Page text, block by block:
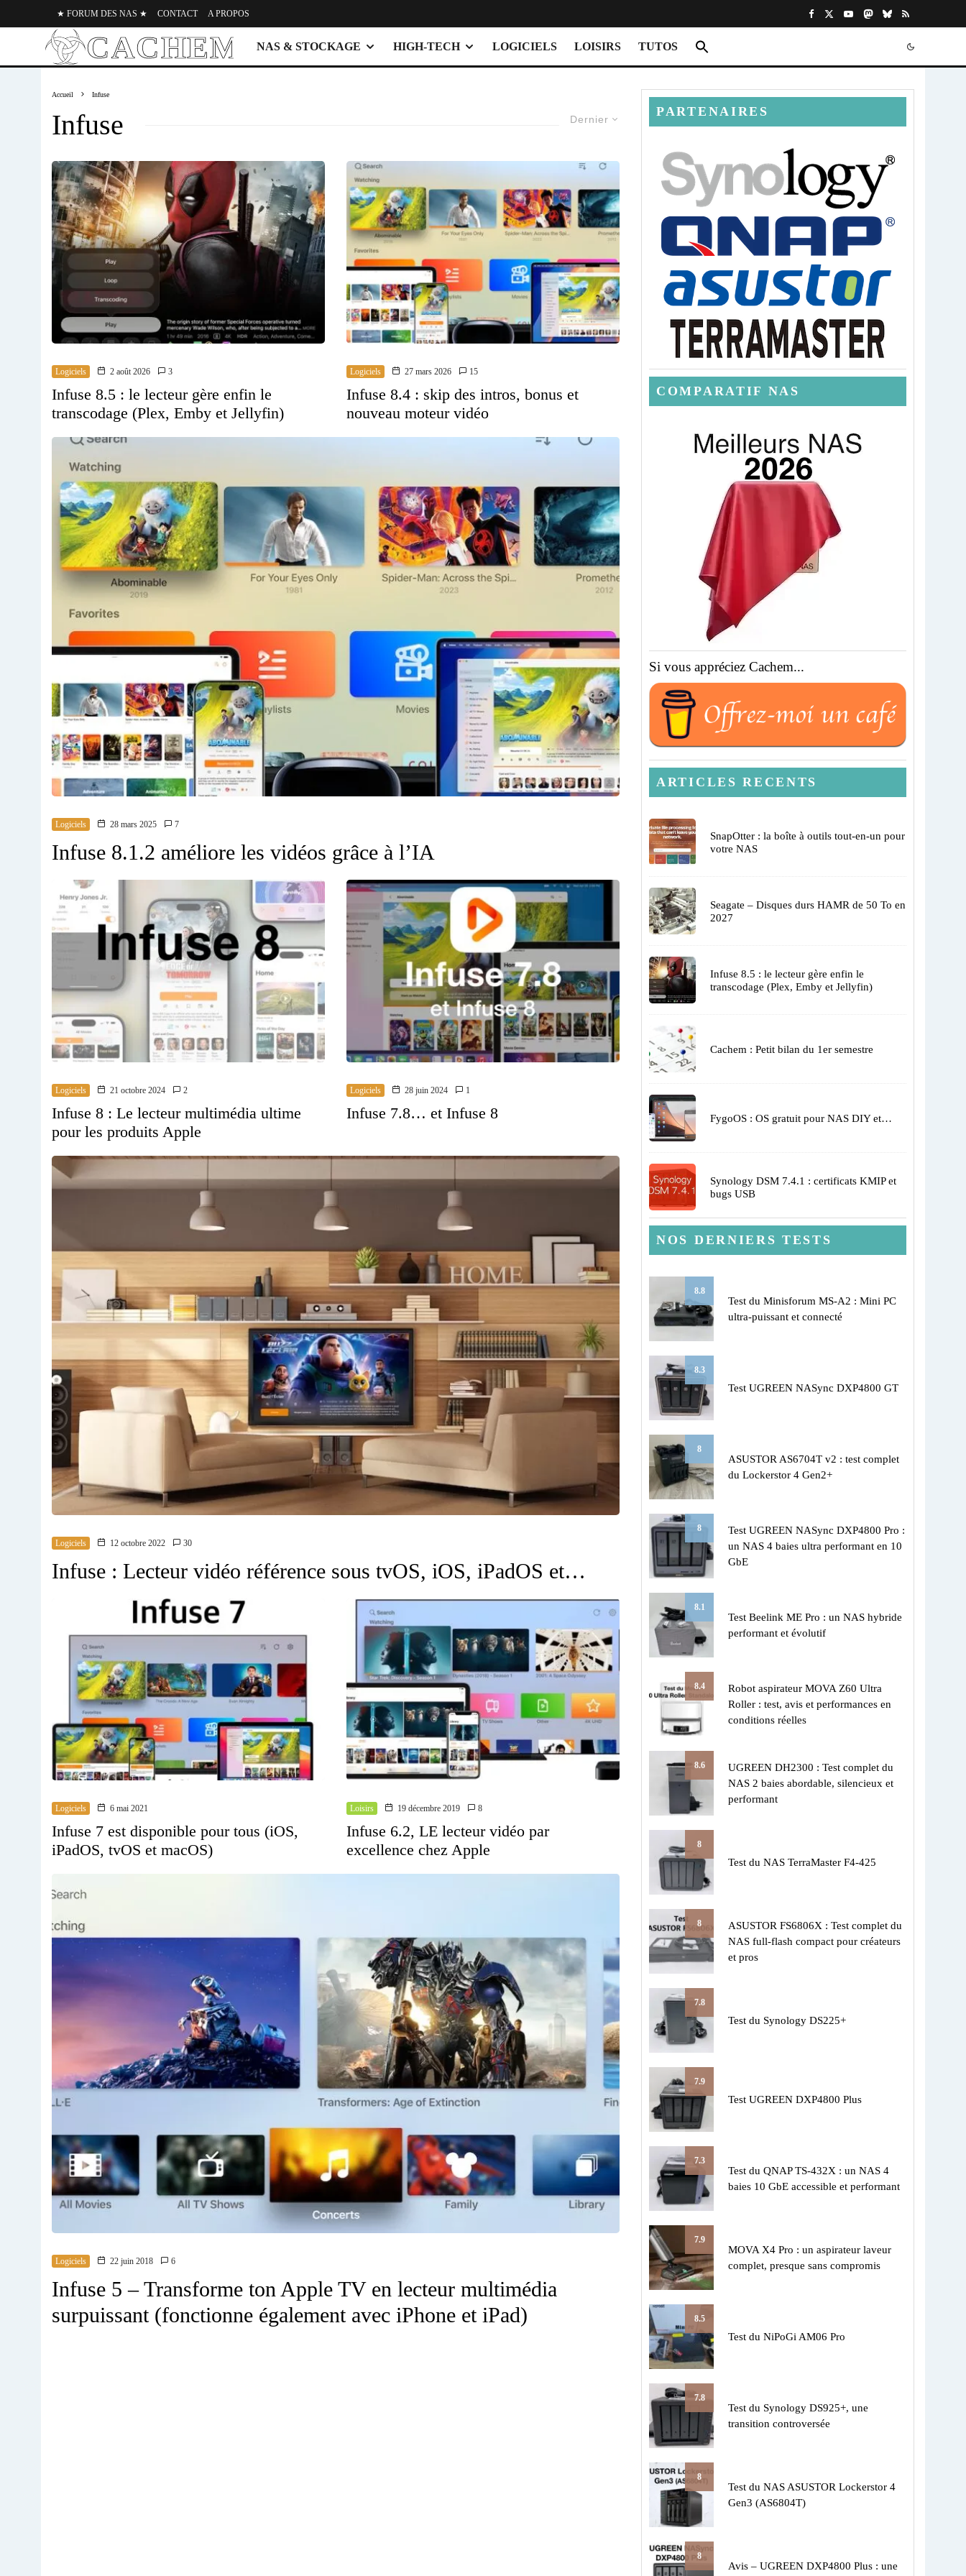
★ FORUM DES NAS ★ CONTACT A PROPOS
NAS & STOCKAGE HIGH-TECH LOGICIELS LOISIRS TUTOS
Accueil Infuse
Dernier
Infuse
Logiciels 2 août 2026 3
Infuse 8.5 : le lecteur gère enfin le
transcodage (Plex, Emby et Jellyfin)
Logiciels 27 mars 2026 15
Infuse 8.4 : skip des intros, bonus et
nouveau moteur vidéo
Logiciels 28 mars 2025 7
Infuse 8.1.2 améliore les vidéos grâce à l’IA
Logiciels 21 octobre 2024 2
Infuse 8 : Le lecteur multimédia ultime
pour les produits Apple
Logiciels 28 juin 2024 1
Infuse 7.8… et Infuse 8
Logiciels 12 octobre 2022 30
Infuse : Lecteur vidéo référence sous tvOS, iOS, iPadOS et…
Logiciels 6 mai 2021
Infuse 7 est disponible pour tous (iOS,
iPadOS, tvOS et macOS)
Loisirs 19 décembre 2019 8
Infuse 6.2, LE lecteur vidéo par
excellence chez Apple
Logiciels 22 juin 2018 6
Infuse 5 – Transforme ton Apple TV en lecteur multimédia
surpuissant (fonctionne également avec iPhone et iPad)
PARTENAIRES
COMPARATIF NAS
Si vous appréciez Cachem...
ARTICLES RECENTS
SnapOtter : la boîte à outils tout-en-un pour
votre NAS
Seagate – Disques durs HAMR de 50 To en
2027
Infuse 8.5 : le lecteur gère enfin le
transcodage (Plex, Emby et Jellyfin)
Cachem : Petit bilan du 1er semestre
FygoOS : OS gratuit pour NAS DIY et…
Synology DSM 7.4.1 : certificats KMIP et
bugs USB
NOS DERNIERS TESTS
8.8
Test du Minisforum MS-A2 : Mini PC
ultra-puissant et connecté
8.3
Test UGREEN NASync DXP4800 GT
8
ASUSTOR AS6704T v2 : test complet
du Lockerstor 4 Gen2+
8
Test UGREEN NASync DXP4800 Pro :
un NAS 4 baies ultra performant en 10
GbE
8.1
Test Beelink ME Pro : un NAS hybride
performant et évolutif
8.4
Robot aspirateur MOVA Z60 Ultra
Roller : test, avis et performances en
conditions réelles
8.6
UGREEN DH2300 : Test complet du
NAS 2 baies abordable, silencieux et
performant
8
Test du NAS TerraMaster F4-425
8
ASUSTOR FS6806X : Test complet du
NAS full-flash compact pour créateurs
et pros
7.8
Test du Synology DS225+
7.9
Test UGREEN DXP4800 Plus
7.3
Test du QNAP TS-432X : un NAS 4
baies 10 GbE accessible et performant
7.9
MOVA X4 Pro : un aspirateur laveur
complet, presque sans compromis
8.5
Test du NiPoGi AM06 Pro
7.8
Test du Synology DS925+, une
transition controversée
8
Test du NAS ASUSTOR Lockerstor 4
Gen3 (AS6804T)
8
Avis – UGREEN DXP4800 Plus : une